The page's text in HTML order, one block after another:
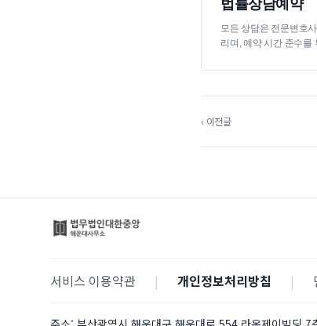
법률상담예약
모든 상담은 전문변호
리며, 예약 시간 준수를
‹ 이전글
서비스 이용약관 | 개인정보처리방침 |